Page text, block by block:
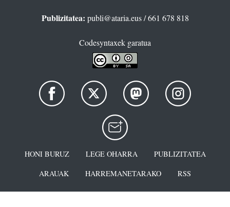
Publizitatea: publi@ataria.eus/ 661 678 818
Codesyntaxek garatua
HONI BURUZ LEGE OHARRA
PUBLIZITATEA
ARAUAK
HARREMANETARAKO RSS